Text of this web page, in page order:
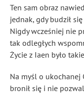
Ten sam obraz
jednak, gdy budził
Nigdy wcześniej nie
tak odległych
Życie z Iaen było
Na myśl o ukochanej
bronił się i nie